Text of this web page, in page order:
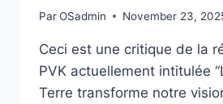
ParOSadmin November 23,
Ceci est une critique de la
PVK actuellement intitulée
Terre transforme notre